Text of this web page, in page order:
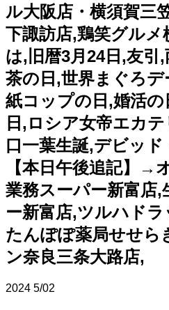
ル大阪店・横須賀三
下諏訪店,鶏笑グルメ
は,旧暦3月24日,友引
茶の日,世界まぐろデ
紙コップの日,婚活
日,ロシア女帝エカ
口一葉生誕,デビッ
【本日午後追記】→
業務スーパー新富店,
ー新富店,ツルハド
たんぽぽ薬局せせら
ン奈良三条大路店,
2024 5/02